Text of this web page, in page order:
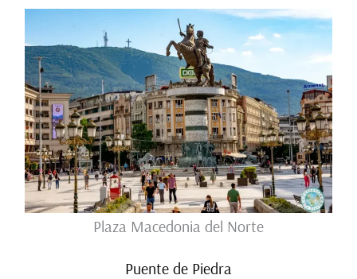
Plaza Macedonia del Norte
Puente de Piedra